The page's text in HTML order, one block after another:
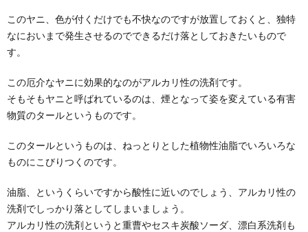
う！やり方とコツを解説
毎日使っているテレビなどのリモコン。気がつくと、
手垢...
大理石の掃除方法！玄関の大理石をピカピ
このヤニ、色が付くだけでも不快なのですが放置しておくと、独特
なにおいまで発生させるのでできるだけ落としておきたいもので
す。
この厄介なヤニに効果的なのがアルカリ性の洗剤です。
そもそもヤニと呼ばれているのは、煙となって姿を変えている有害
物質のタールというものです。
このタールというものは、ねっとりとした植物性油脂でいろいろな
ものにこびりつくのです。
油脂、というくらいですから酸性に近いのでしょう、アルカリ性の
洗剤でしっかり落としてしまいましょう。
アルカリ性の洗剤というと重曹やセスキ炭酸ソーダ、漂白系洗剤も